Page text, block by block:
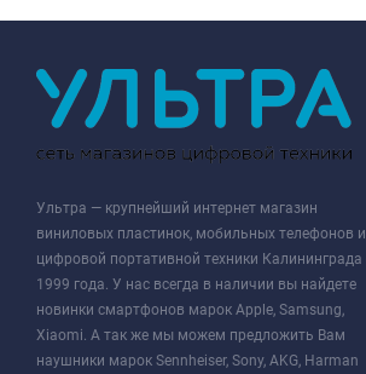
Ультра — крупнейший интернет магазин
виниловых пластинок, мобильных телефонов и
цифровой портативной техники Калининграда
1999 года. У нас всегда в наличии вы найдете
новинки смартфонов марок Apple, Samsung,
Xiaomi. А так же мы можем предложить Вам
наушники марок Sennheiser, Sony, AKG, Harman